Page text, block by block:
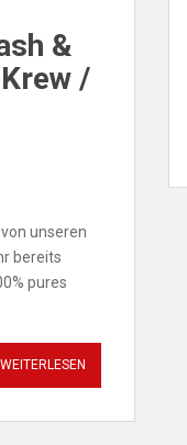
&
/
unseren
bereits
pures
WEITERLESEN